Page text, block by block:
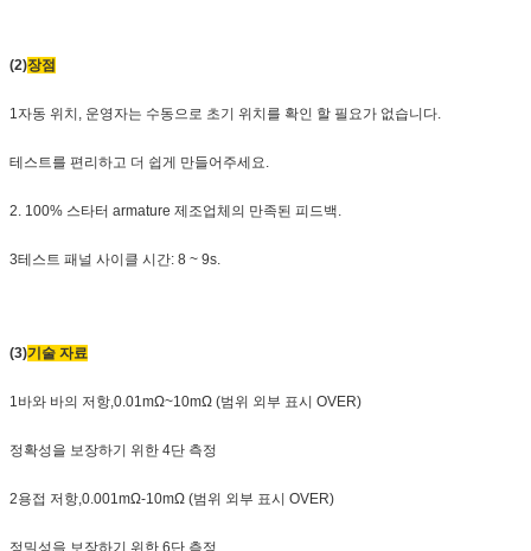
(2)장점
1자동 위치, 운영자는 수동으로 초기 위치를 확인 할 필요가 없습니다.
테스트를 편리하고 더 쉽게 만들어주세요.
2. 100% 스타터 armature 제조업체의 만족된 피드백.
3테스트 패널 사이클 시간: 8 ~ 9s.
(3)기술 자료
1바와 바의 저항,0.01mΩ~10mΩ (범위 외부 표시 OVER)
정확성을 보장하기 위한 4단 측정
2용접 저항,0.001mΩ-10mΩ (범위 외부 표시 OVER)
정밀성을 보장하기 위한 6단 측정